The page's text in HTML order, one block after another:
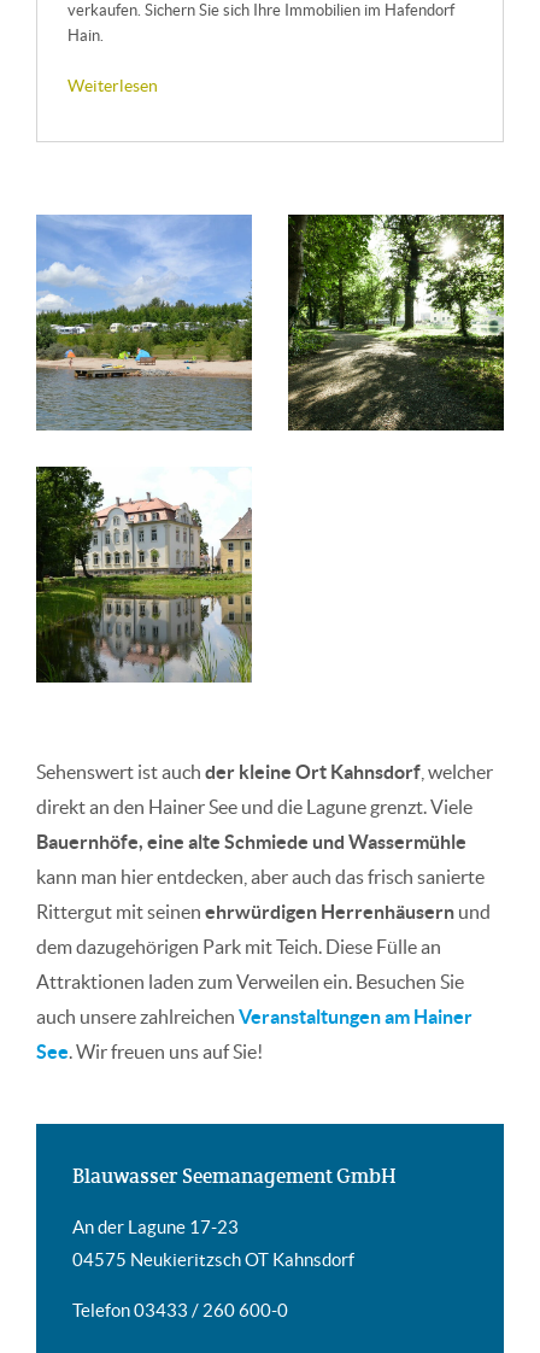
verkaufen. Sichern Sie sich Ihre Immobilien im Hafendorf
Hain.
Weiterlesen
Sehenswert ist auch der kleine Ort Kahnsdorf , welcher
direkt an den Hainer See und die Lagune grenzt. Viele
Bauernhöfe, eine alte Schmiede und Wassermühle
kann man hier entdecken, aber auch das frisch sanierte
Rittergut mit seinen ehrwürdigen Herrenhäusern und
dem dazugehörigen Park mit Teich. Diese Fülle an
Attraktionen laden zum Verweilen ein. Besuchen Sie
auch unsere zahlreichen Veranstaltungen am Hainer
See. Wir freuen uns auf Sie!
Blauwasser Seemanagement GmbH
An der Lagune 17-23
04575 Neukieritzsch OT Kahnsdorf
Telefon 03433 / 260 600-0